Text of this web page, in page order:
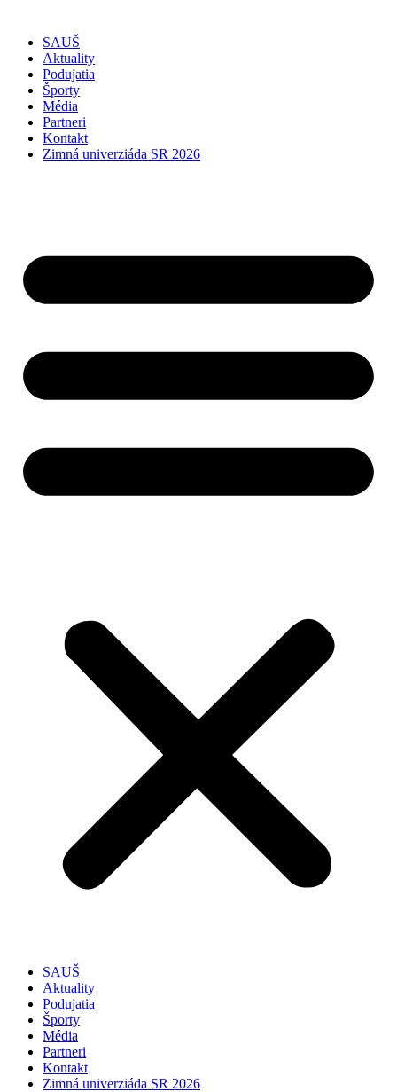
SAUŠ
Aktuality
Podujatia
Športy
Média
Partneri
Kontakt
Zimná univerziáda SR 2026
SAUŠ
Aktuality
Podujatia
Športy
Média
Partneri
Kontakt
Zimná univerziáda SR 2026